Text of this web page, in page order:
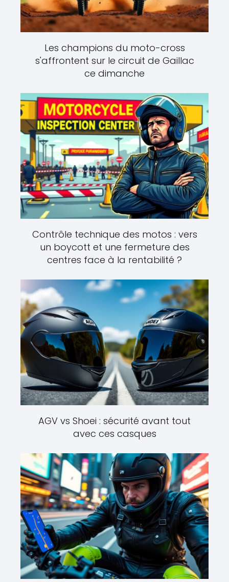
Les champions du moto-cross
s'affrontent sur le circuit de Gaillac
ce dimanche
Contrôle technique des motos : vers
un boycott et une fermeture des
centres face à la rentabilité ?
AGV vs Shoei : sécurité avant tout
avec ces casques